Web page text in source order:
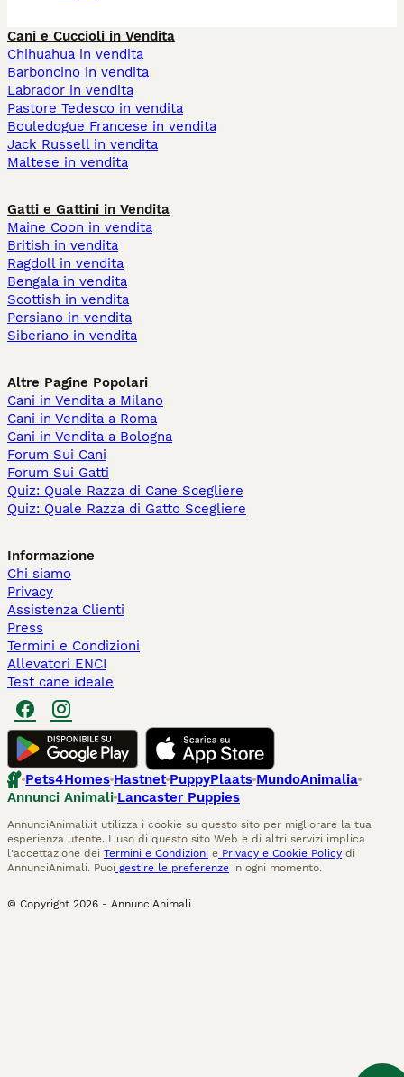
Cani e Cuccioli in Vendita
Chihuahua in vendita
Barboncino in vendita
Labrador in vendita
Pastore Tedesco in vendita
Bouledogue Francese in vendita
Jack Russell in vendita
Maltese in vendita
Gatti e Gattini in Vendita
Maine Coon in vendita
British in vendita
Ragdoll in vendita
Bengala in vendita
Scottish in vendita
Persiano in vendita
Siberiano in vendita
Altre Pagine Popolari
Cani in Vendita a Milano
Cani in Vendita a Roma
Cani in Vendita a Bologna
Forum Sui Cani
Forum Sui Gatti
Quiz: Quale Razza di Cane Scegliere
Quiz: Quale Razza di Gatto Scegliere
Informazione
Chi siamo
Privacy
Assistenza Clienti
Press
Termini e Condizioni
Allevatori ENCI
Test cane ideale
Pets4Homes Hastnet PuppyPlaats MundoAnimalia
Annunci Animali Lancaster Puppies
AnnunciAnimali.it utilizza i cookie su questo sito per migliorare la tua
esperienza utente. L'uso di questo sito Web e di altri servizi implica
l'accettazione dei Termini e Condizioni e Privacy e Cookie Policy di
AnnunciAnimali. Puoi gestire le preferenze in ogni momento.
© Copyright 2026 - AnnunciAnimali